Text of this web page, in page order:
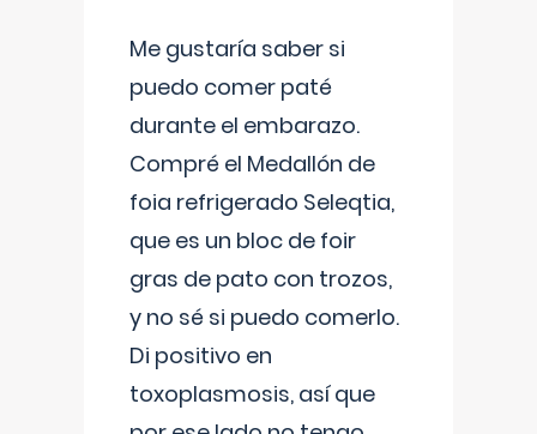
Me gustaría saber si
puedo comer paté
durante el embarazo.
Compré el Medallón de
foia refrigerado Seleqtia,
que es un bloc de foir
gras de pato con trozos,
y no sé si puedo comerlo.
Di positivo en
toxoplasmosis, así que